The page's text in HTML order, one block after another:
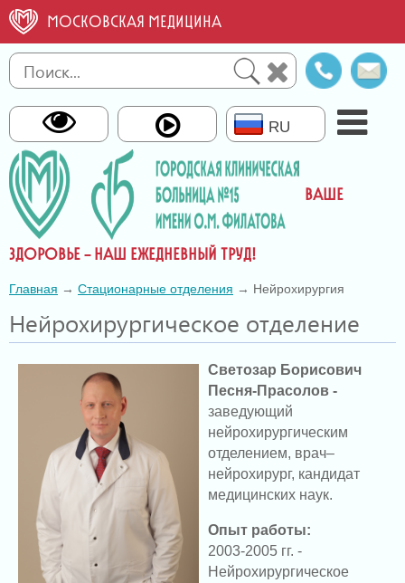
МОСКОВСКАЯ МЕДИЦИНА
RU
ВАШЕ
ЗДОРОВЬЕ – НАШ ЕЖЕДНЕВНЫЙ ТРУД!
Главная → Стационарные отделения → Нейрохирургия
Нейрохирургическое отделение
Светозар Борисович
Песня-Прасолов -
заведующий
нейрохирургическим
отделением, врач–
нейрохирург, кандидат
медицинских наук.
Опыт работы:
2003-2005 гг. -
Нейрохирургическое